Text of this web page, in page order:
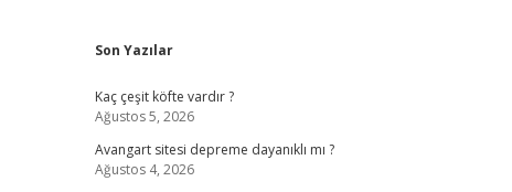
Sidebar
Son Yazılar
Kaç çeşit köfte vardır ?
Ağustos 5, 2026
Avangart sitesi depreme dayanıklı mı ?
Ağustos 4, 2026